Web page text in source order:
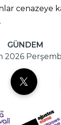
cenazeye
GÜNDEM
2026